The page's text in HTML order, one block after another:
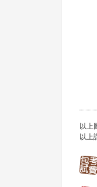
以上
以上